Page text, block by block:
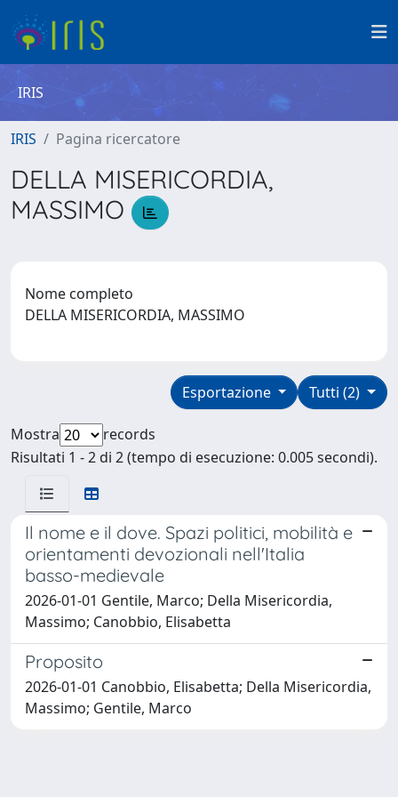
IRIS
IRIS Pagina ricercatore
DELLA MISERICORDIA,
MASSIMO
Nome completo
DELLA MISERICORDIA, MASSIMO
Tutti (2)
Esportazione
Mostra
records
Risultati 1 - 2 di 2 (tempo di esecuzione: 0.005 secondi).
Il nome e il dove. Spazi politici, mobilità e
orientamenti devozionali nell'Italia
basso-medievale
2026-01-01 Gentile, Marco; Della Misericordia,
Massimo; Canobbio, Elisabetta
Proposito
2026-01-01 Canobbio, Elisabetta; Della Misericordia,
Massimo; Gentile, Marco